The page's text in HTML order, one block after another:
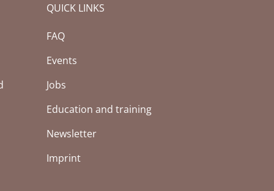
QUICK LINKS
FAQ
Events
Jobs
Education and training
Newsletter
Imprint